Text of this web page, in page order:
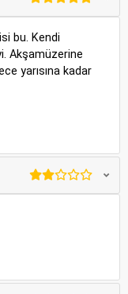
bu. Kendi
Akşamüzerine
yarısına kadar